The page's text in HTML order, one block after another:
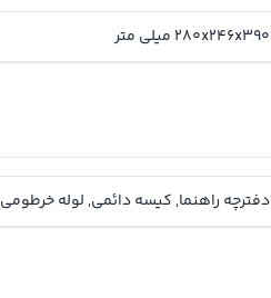
280x246x390 میلی متر
دفترچه راهنما, کیسه دائمی, لوله خرطومی